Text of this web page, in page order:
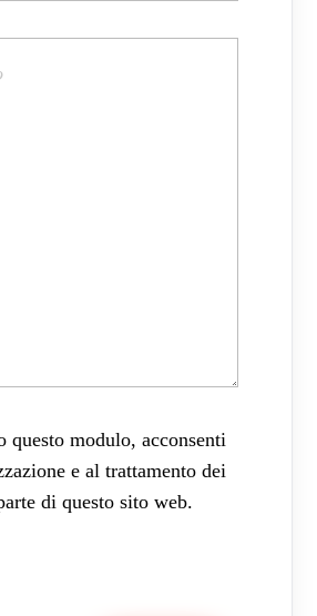
questo modulo, acconsenti
e al trattamento dei
di questo sito web.